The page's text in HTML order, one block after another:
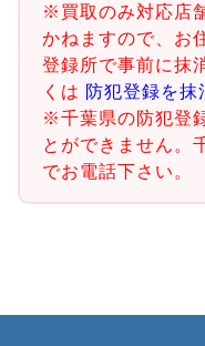
※買取のみ対応店
かねますので、お
登録所で事前に抹
くは 防犯登録を抹
※千葉県の防犯登
とができません。
でお電話下さい。